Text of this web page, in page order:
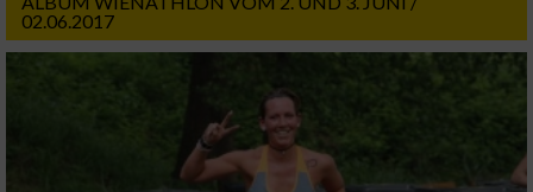
02.06.2017
Analyse von Zielgruppen durch Statistiken
oder Kombinationen von Daten aus
verschiedenen Quellen